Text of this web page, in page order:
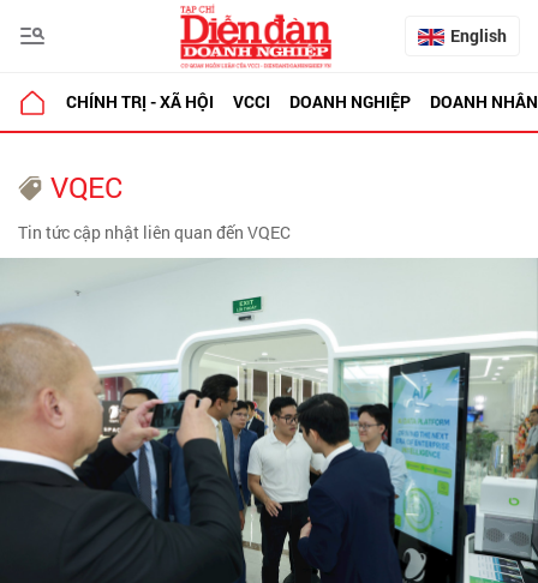
English
CHÍNH TRỊ - XÃ HỘI VCCI DOANH NGHIỆP DOANH NHÂN
VQEC
Tin tức cập nhật liên quan đến VQEC